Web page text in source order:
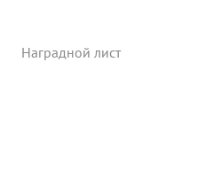
Наградной лист